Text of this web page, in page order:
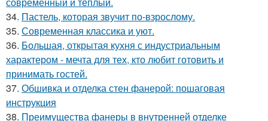
34. Пастель, которая звучит по-взрослому.
35. Современная классика и уют.
36. Большая, открытая кухня с индустриальным
характером - мечта для тех, кто любит готовить и
принимать гостей.
37. Обшивка и отделка стен фанерой: пошаговая
инструкция
38. Преимущества фанеры в внутренней отделке